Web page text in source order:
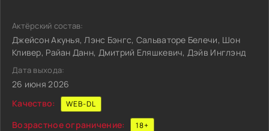
Актёрский состав:
Джейсон Акунья, Лэнс Бэнгс, Сальваторе Белечи, Шон
Кливер, Райан Данн, Дмитрий Еляшкевич, Дэйв Инглэнд
Дата выхода:
26 июня 2026
Качество:
WEB-DL
Возрастное ограничение: 18+